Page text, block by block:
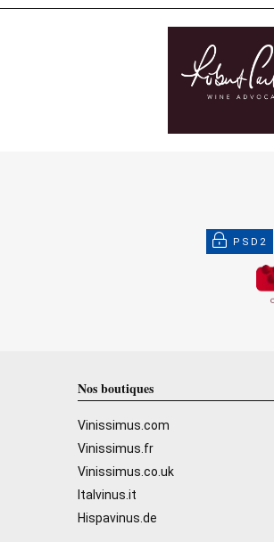
PSD2
Nos boutiques
Vinissimus.com
Vinissimus.fr
Vinissimus.co.uk
Italvinus.it
Hispavinus.de